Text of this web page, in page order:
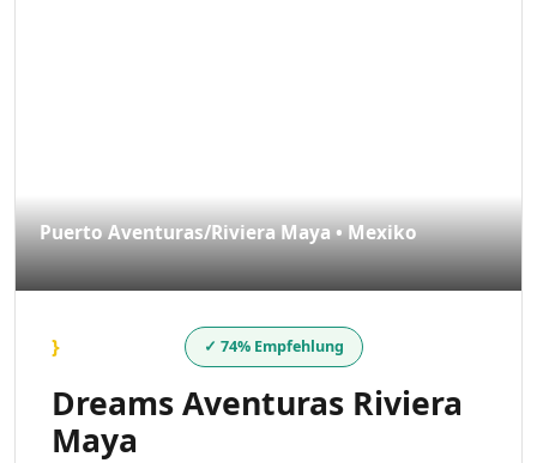
Puerto Aventuras/Riviera Maya • Mexiko
} ✓ 74% Empfehlung
Dreams Aventuras Riviera
Maya